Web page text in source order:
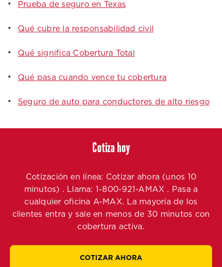
Prueba de seguro en Texas
Qué cubre la responsabilidad civil
Qué significa Cobertura Total
Qué pasa cuando vence tu cobertura
Seguro de auto para conductores de alto riesgo
Cotiza hoy
Cotización en línea: Cotizar ahora (unos 10
minutos) . Llama: 1-800-921-AMAX . Pasa a
cualquier oficina A-MAX. La mayoría de los
clientes entra y sale en menos de 30 minutos con
cobertura activa.
COTIZAR AHORA